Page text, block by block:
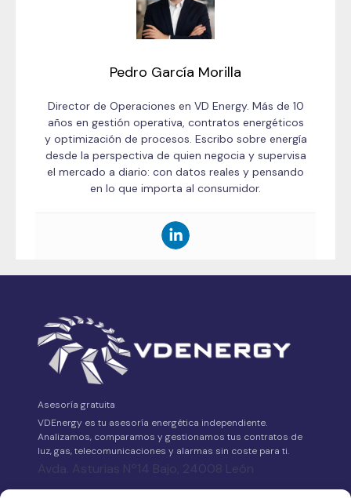
Pedro García Morilla
Director de Operaciones en VD Energy. Más de 10
años en gestión operativa, contratos energéticos
y optimización de procesos. Escribo sobre energía
desde la perspectiva de quien negocia y supervisa
el mercado a diario: con datos reales y pensando
en lo que importa al consumidor.
Asesoría gratuita
VDEnergy es tu asesoría energética independiente.
Analizamos, comparamos y gestionamos tus contratos de
luz, gas, telecomunicaciones y alarmas sin coste para ti.
Avda. Asturias Nº14 Bajo, 24008 León